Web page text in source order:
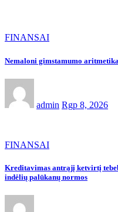
FINANSAI
Nemaloni gimstamumo
admin Rgp 8, 2026
FINANSAI
Kreditavimas antrąjį ketvirtį
indėlių palūkanų normos